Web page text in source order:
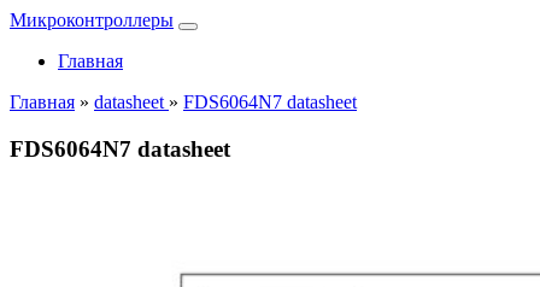
Микроконтроллеры
Главная
Главная » datasheet » FDS6064N7 datasheet
FDS6064N7 datasheet